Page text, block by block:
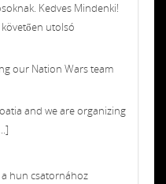
Kedves Mindenki!
utolsó
our Nation Wars team
and we are organizing
hun csatornához